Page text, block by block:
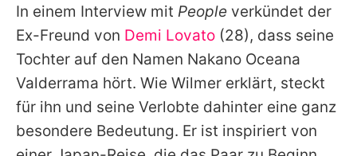
In einem Interview mit People verkündet der
Ex-Freund von Demi Lovato (28), dass seine
Tochter auf den Namen Nakano Oceana
Valderrama hört. Wie Wilmer erklärt, steckt
für ihn und seine Verlobte dahinter eine ganz
besondere Bedeutung. Er ist inspiriert von